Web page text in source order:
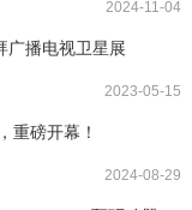
2024-11-04
广播电视卫星展
2023-05-15
重磅开幕！
2024-08-29